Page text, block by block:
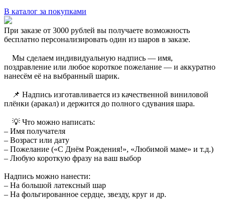
В каталог за покупками
При заказе от 3000 рублей вы получаете возможность
бесплатно персонализировать один из шаров в заказе.
⠀ Мы сделаем индивидуальную надпись — имя,
поздравление или любое короткое пожелание — и аккуратно
нанесём её на выбранный шарик.
⠀ 📌 Надпись изготавливается из качественной виниловой
плёнки (аракал) и держится до полного сдувания шара.
⠀ 💡 Что можно написать:
– Имя получателя
– Возраст или дату
– Пожелание («С Днём Рождения!», «Любимой маме» и т.д.)
– Любую короткую фразу на ваш выбор
Надпись можно нанести:
– На большой латексный шар
– На фольгированное сердце, звезду, круг и др.